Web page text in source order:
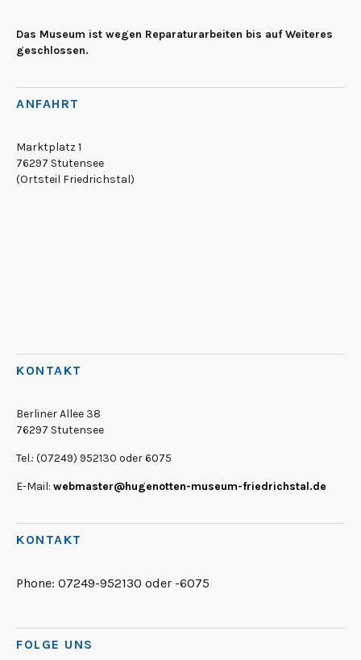
Das Museum ist wegen Reparaturarbeiten bis auf Weiteres
geschlossen.
ANFAHRT
Marktplatz 1
76297 Stutensee
(Ortsteil Friedrichstal)
KONTAKT
Berliner Allee 38
76297 Stutensee
Tel.: (07249) 952130 oder 6075
E-Mail: webmaster@hugenotten-museum-friedrichstal.de
KONTAKT
Phone: 07249-952130 oder -6075
FOLGE UNS